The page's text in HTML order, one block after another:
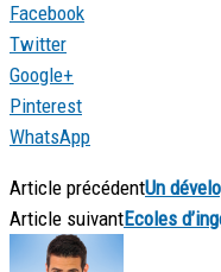
Facebook
Twitter
Google+
Pinterest
WhatsApp
Article précédentUn
Article suivantEcoles